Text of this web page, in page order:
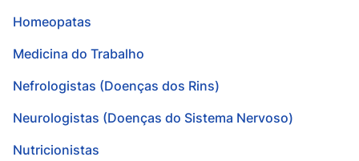
Homeopatas
Medicina do Trabalho
Nefrologistas (Doenças dos Rins)
Neurologistas (Doenças do Sistema Nervoso)
Nutricionistas